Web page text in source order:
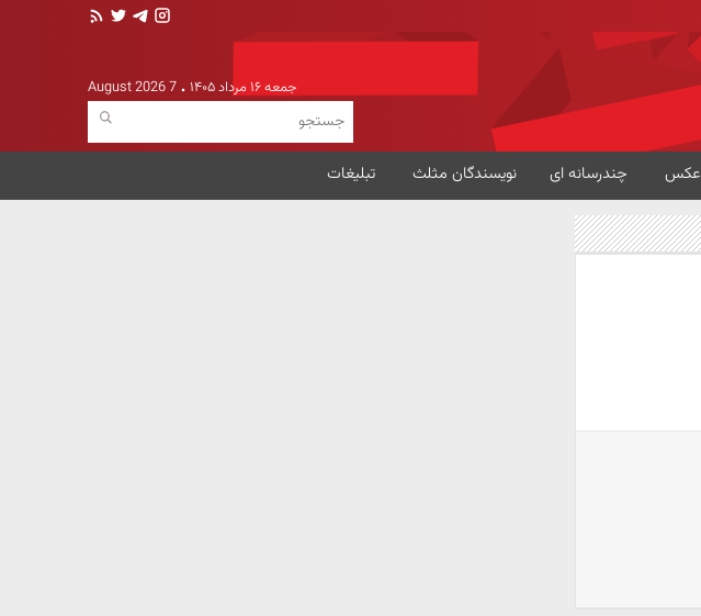
جمعه ۱۶ مرداد ۱۴۰۵ 7 August 2026
عکس چندرسانه ای نویسندگان مثلث تبلیغات